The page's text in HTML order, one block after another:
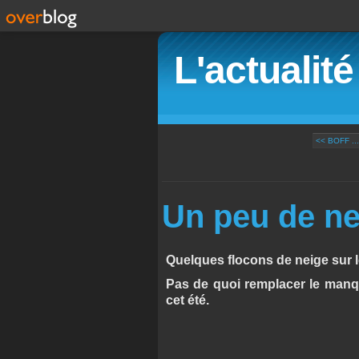
<< BOFF
Un peu de
Quelques flocons de neige sur
Pas de quoi remplacer le
cet été.